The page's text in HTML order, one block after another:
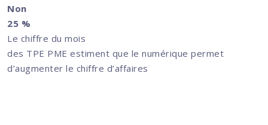
Non
25 %
Le chiffre du mois
des TPE PME estiment que le numérique permet
d’augmenter le chiffre d’affaires